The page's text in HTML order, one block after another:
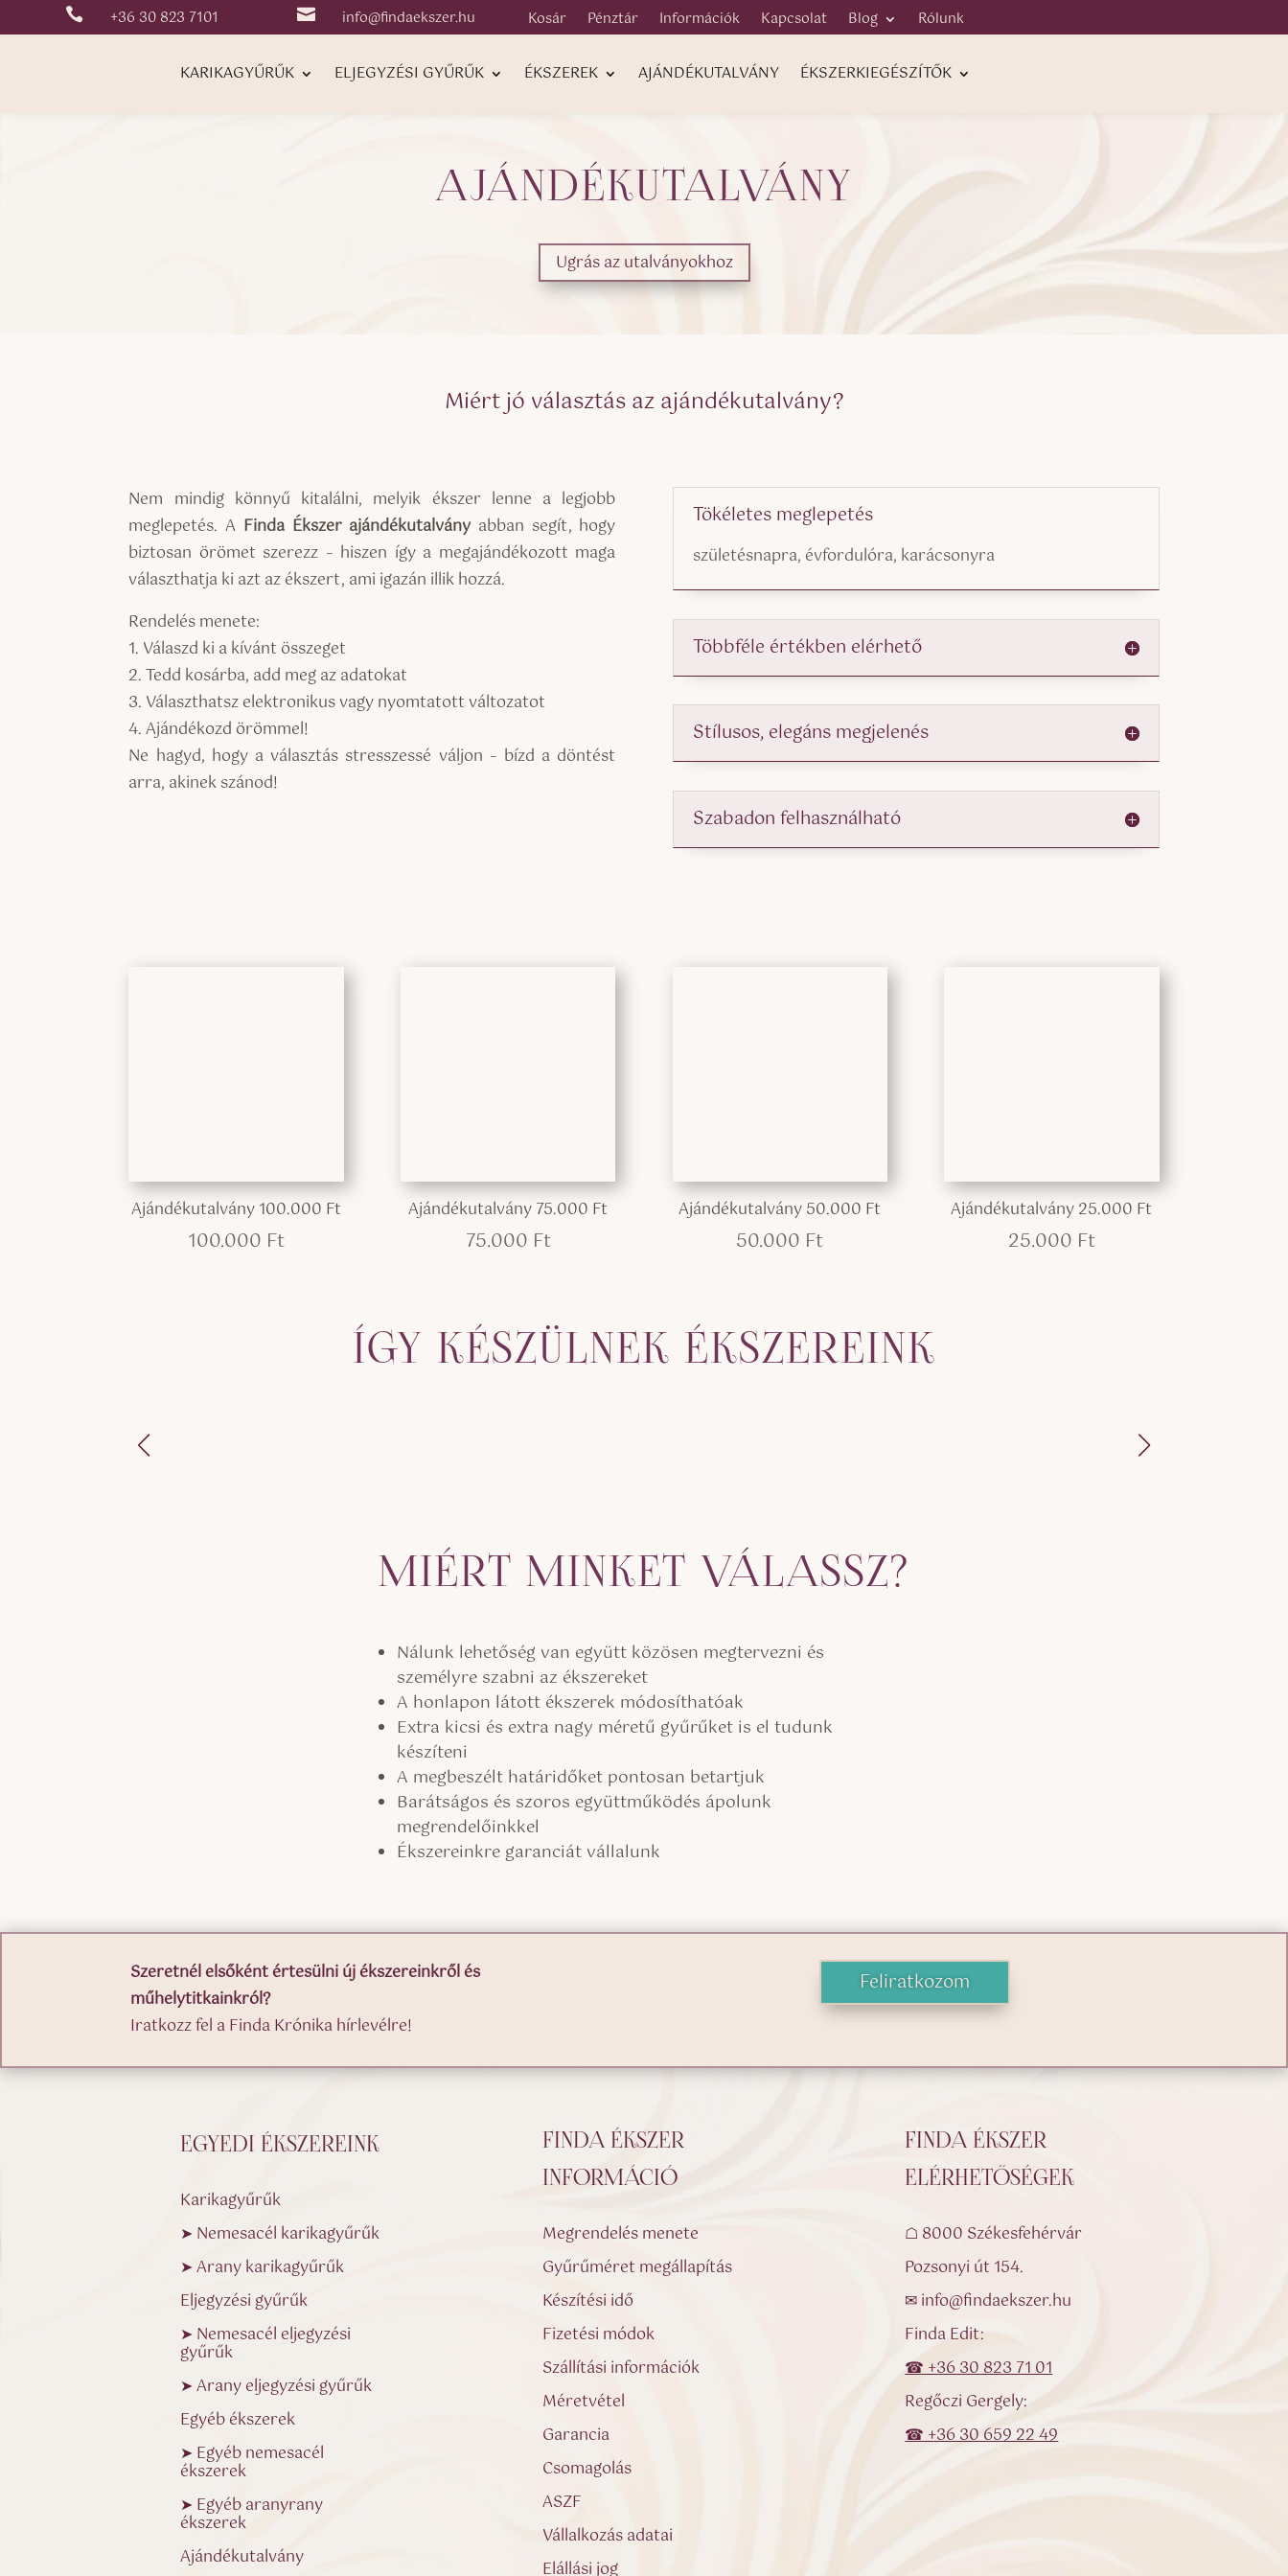
 +36 30 823 7101  info@findaekszer.hu Kosár Pénztár Információk Kapcsolat Blog Rólunk
KARIKAGYŰRŰK ELJEGYZÉSI GYŰRŰK ÉKSZEREK AJÁNDÉKUTALVÁNY ÉKSZERKIEGÉSZÍTŐK
AJÁNDÉKUTALVÁNY
Ugrás az utalványokhoz
Miért jó választás az ajándékutalvány?
Nem mindig könnyű kitalálni, melyik ékszer lenne a legjobb
meglepetés. A Finda Ékszer ajándékutalványabban segít, hogy
biztosan örömet szerezz – hiszen így a megajándékozott maga
választhatja ki azt az ékszert, ami igazán illik hozzá.
Rendelés menete:
1. Válaszd ki a kívánt összeget
2. Tedd kosárba, add meg az adatokat
3. Választhatsz elektronikus vagy nyomtatott változatot
4. Ajándékozd örömmel!
Ne hagyd, hogy a választás stresszessé váljon – bízd a döntést
arra, akinek szánod!
Tökéletes meglepetés
születésnapra, évfordulóra, karácsonyra
Többféle értékben elérhető
Stílusos, elegáns megjelenés
Szabadon felhasználható
Ajándékutalvány 100.000 Ft
100.000 Ft
Ajándékutalvány 75.000 Ft
75.000 Ft
Ajándékutalvány 50.000 Ft
50.000 Ft
Ajándékutalvány 25.000 Ft
25.000 Ft
ÍGY KÉSZÜLNEK ÉKSZEREINK
MIÉRT MINKET VÁLASSZ?
Nálunk lehetőség van együtt közösen megtervezni és
személyre szabni az ékszereket
A honlapon látott ékszerek módosíthatóak
Extra kicsi és extra nagy méretű gyűrűket is el tudunk
készíteni
A megbeszélt határidőket pontosan betartjuk
Barátságos és szoros együttműködés ápolunk
megrendelőinkkel
Ékszereinkre garanciát vállalunk
Szeretnél elsőként értesülni új ékszereinkről és
műhelytitkainkról?
Iratkozz fel a Finda Krónika hírlevélre!
Feliratkozom
EGYEDI ÉKSZEREINK
Karikagyűrűk
➤ Nemesacél karikagyűrűk
➤ Arany karikagyűrűk
Eljegyzési gyűrűk
➤ Nemesacél eljegyzési
gyűrűk
➤ Arany eljegyzési gyűrűk
Egyéb ékszerek
➤ Egyéb nemesacél
ékszerek
➤ Egyéb aranyrany
ékszerek
Ajándékutalvány
FINDA ÉKSZER
INFORMÁCIÓ
Megrendelés menete
Gyűrűméret megállapítás
Készítési idő
Fizetési módok
Szállítási információk
Méretvétel
Garancia
Csomagolás
ASZF
Vállalkozás adatai
Elállási jog
FINDA ÉKSZER
ELÉRHETŐSÉGEK
☖ 8000 Székesfehérvár
Pozsonyi út 154.
✉ info@findaekszer.hu
Finda Edit:
☎ +36 30 823 71 01
Regőczi Gergely:
☎ +36 30 659 22 49